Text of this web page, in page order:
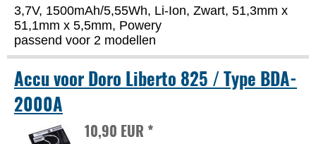
3,7V, 1500mAh/5,55Wh, Li-Ion, Zwart, 51,3mm x
51,1mm x 5,5mm, Powery
passend voor 2 modellen
Accu voor Doro Liberto 825 / Type BDA-
2000A
10,90 EUR *